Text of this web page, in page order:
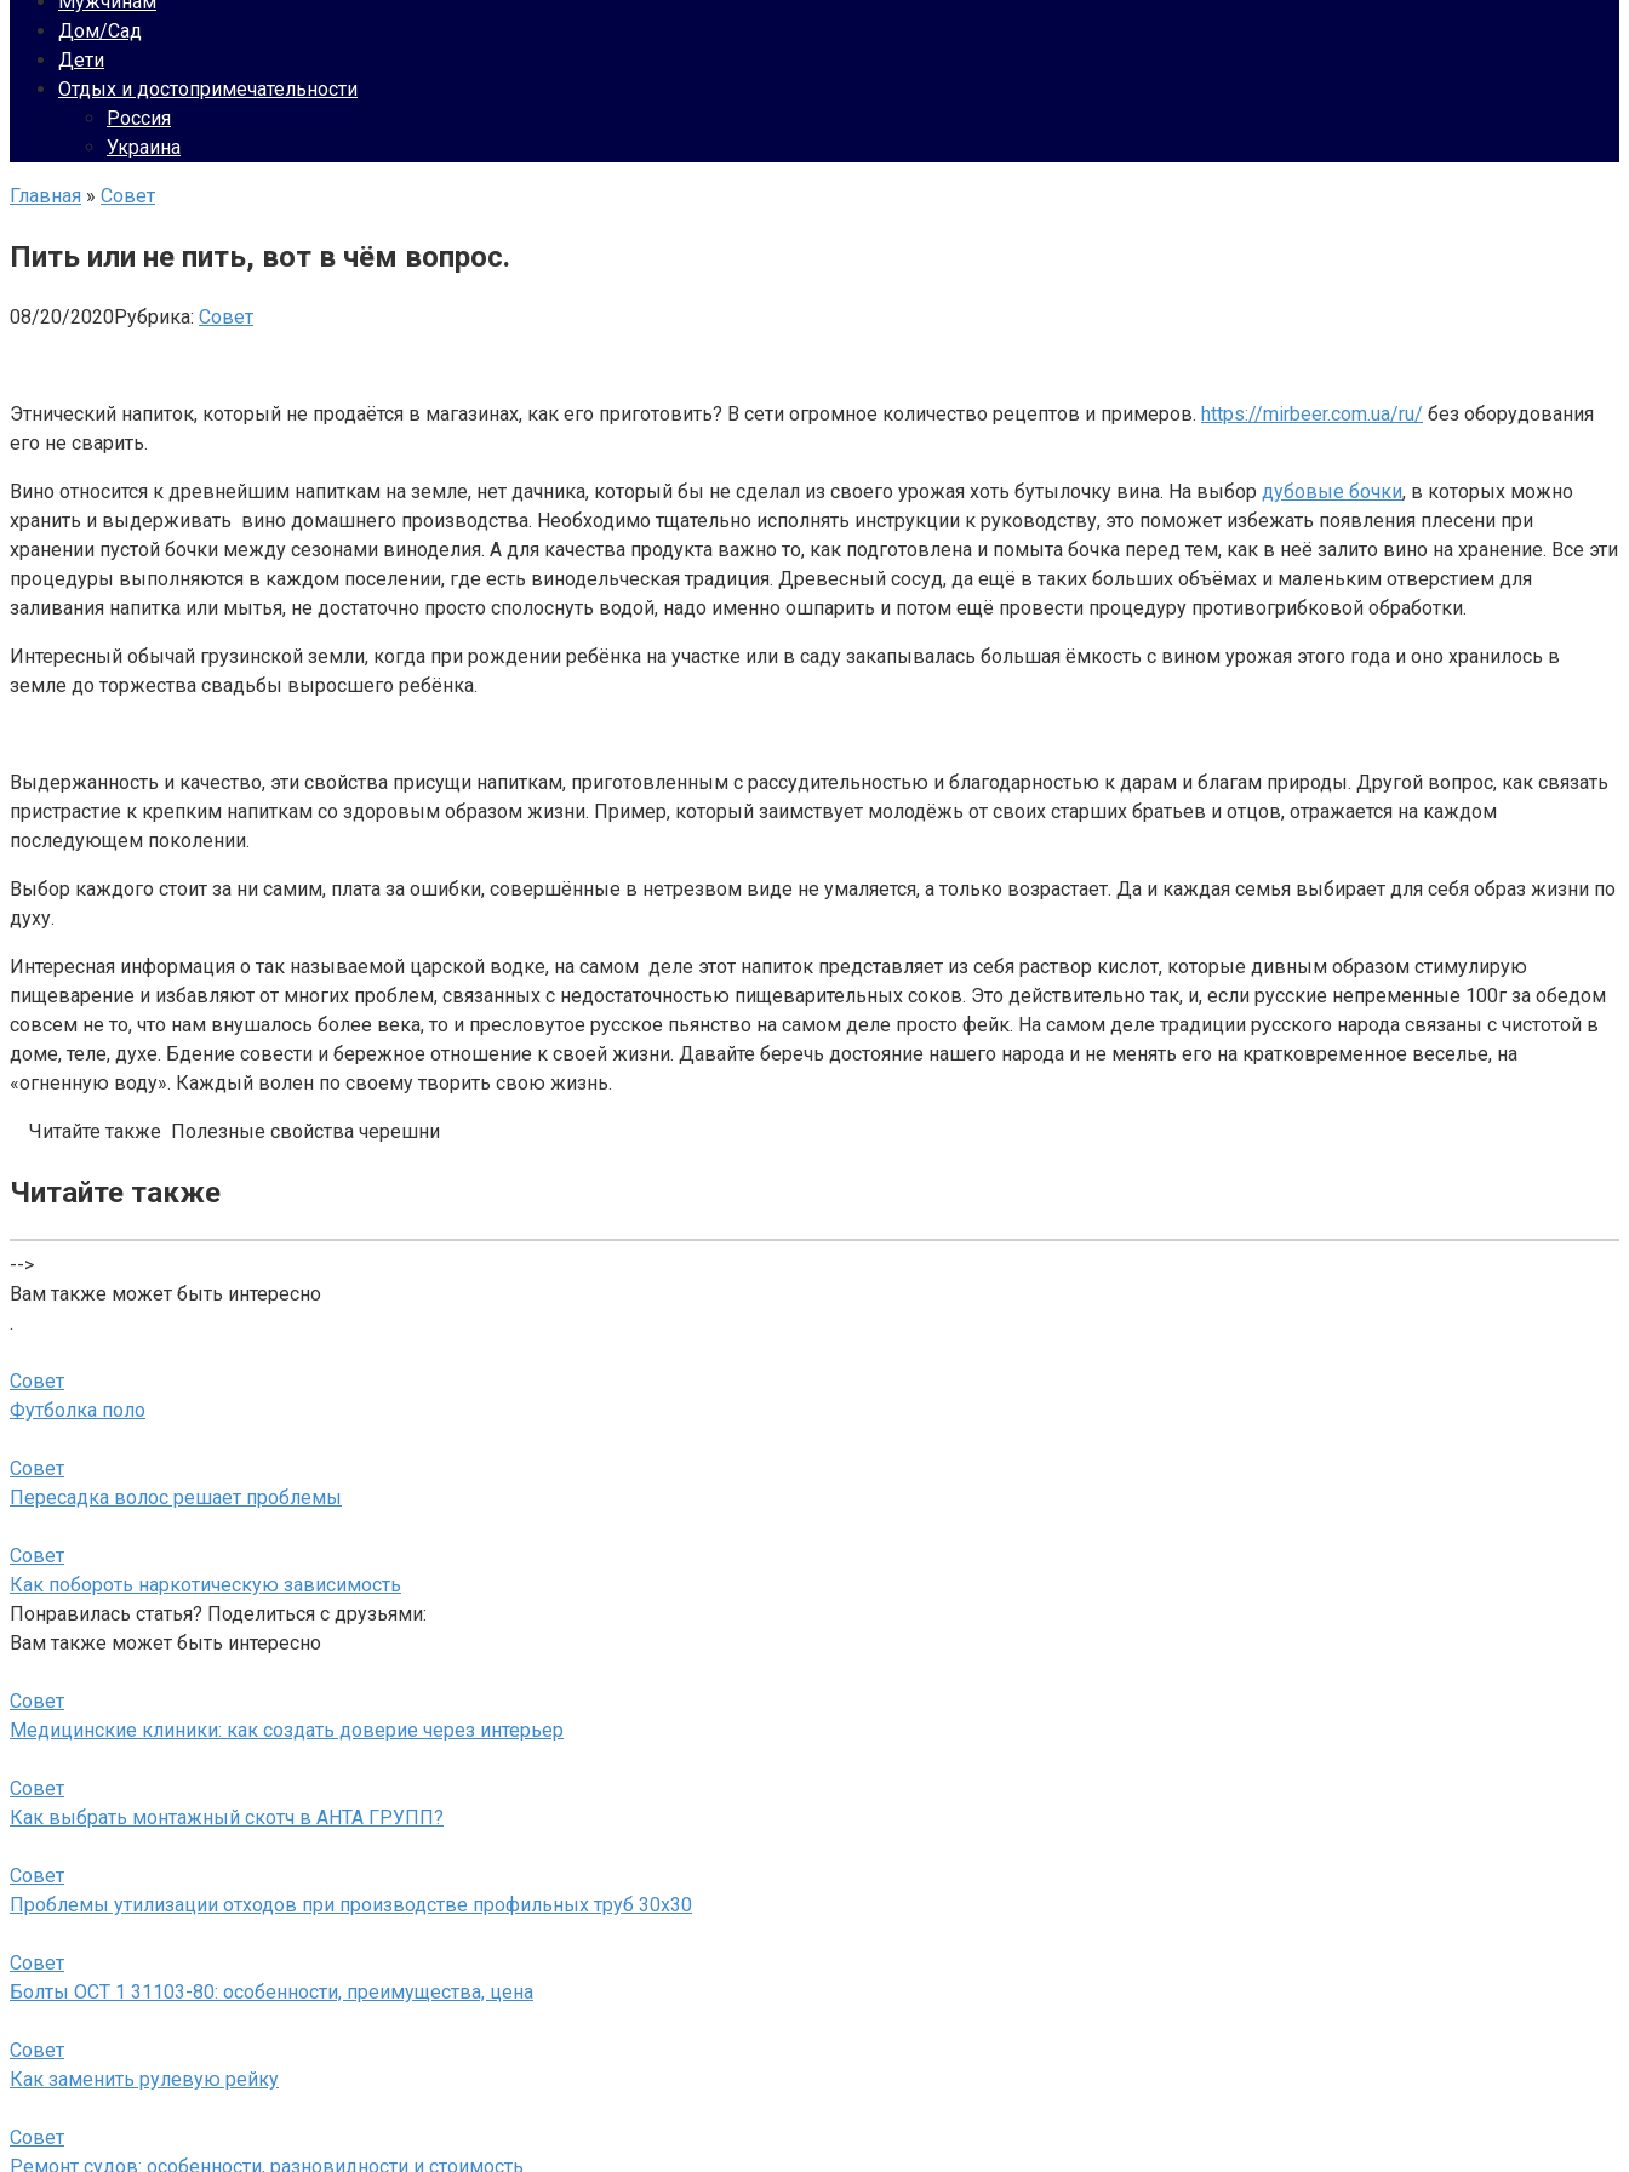
Дом/Сад
Дети
Отдых и достопримечательности
Россия
Украина
Главная » Совет
Пить или не пить, вот в чём вопрос.
08/20/2020Рубрика: Совет
Этнический напиток, который не продаётся в магазинах, как его приготовить? В сети огромное количество рецептов и примеров. https://mirbeer.com.ua/ru/ без оборудования
его не сварить.
Вино относится к древнейшим напиткам на земле, нет дачника, который бы не сделал из своего урожая хоть бутылочку вина. На выбор дубовые бочки, в которых можно
хранить и выдерживать вино домашнего производства. Необходимо тщательно исполнять инструкции к руководству, это поможет избежать появления плесени при
хранении пустой бочки между сезонами виноделия. А для качества продукта важно то, как подготовлена и помыта бочка перед тем, как в неё залито вино на хранение. Все эти
процедуры выполняются в каждом поселении, где есть винодельческая традиция. Древесный сосуд, да ещё в таких больших объёмах и маленьким отверстием для
заливания напитка или мытья, не достаточно просто сполоснуть водой, надо именно ошпарить и потом ещё провести процедуру противогрибковой обработки.
Интересный обычай грузинской земли, когда при рождении ребёнка на участке или в саду закапывалась большая ёмкость с вином урожая этого года и оно хранилось в
земле до торжества свадьбы выросшего ребёнка.
Выдержанность и качество, эти свойства присущи напиткам, приготовленным с рассудительностью и благодарностью к дарам и благам природы. Другой вопрос, как связать
пристрастие к крепким напиткам со здоровым образом жизни. Пример, который заимствует молодёжь от своих старших братьев и отцов, отражается на каждом
последующем поколении.
Выбор каждого стоит за ни самим, плата за ошибки, совершённые в нетрезвом виде не умаляется, а только возрастает. Да и каждая семья выбирает для себя образ жизни по
духу.
Интересная информация о так называемой царской водке, на самом деле этот напиток представляет из себя раствор кислот, которые дивным образом стимулирую
пищеварение и избавляют от многих проблем, связанных с недостаточностью пищеварительных соков. Это действительно так, и, если русские непременные 100г за обедом
совсем не то, что нам внушалось более века, то и пресловутое русское пьянство на самом деле просто фейк. На самом деле традиции русского народа связаны с чистотой в
доме, теле, духе. Бдение совести и бережное отношение к своей жизни. Давайте беречь достояние нашего народа и не менять его на кратковременное веселье, на
«огненную воду». Каждый волен по своему творить свою жизнь.
Читайте также Полезные свойства черешни
Читайте также
-->
Вам также может быть интересно
.
Совет
Футболка поло
Совет
Пересадка волос решает проблемы
Совет
Как побороть наркотическую зависимость
Понравилась статья? Поделиться с друзьями:
Вам также может быть интересно
Совет
Медицинские клиники: как создать доверие через интерьер
Совет
Как выбрать монтажный скотч в АНТА ГРУПП?
Совет
Проблемы утилизации отходов при производстве профильных труб 30х30
Совет
Болты ОСТ 1 31103-80: особенности, преимущества, цена
Совет
Как заменить рулевую рейку
Совет
Ремонт судов: особенности, разновидности и стоимость